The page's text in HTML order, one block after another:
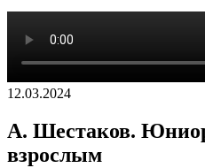
12.03.2024
А. Шестаков.
взрослым